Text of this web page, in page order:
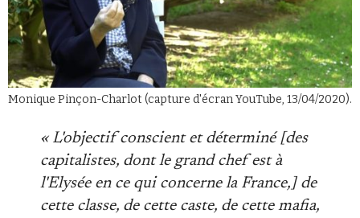
Demander à Vera
Se connecter
Monique Pinçon-Charlot (capture d'écran YouTube, 13/04/2020).
« L'objectif conscient et déterminé [des
capitalistes, dont le grand chef est à
l'Elysée en ce qui concerne la France,] de
cette classe, de cette caste, de cette mafia,